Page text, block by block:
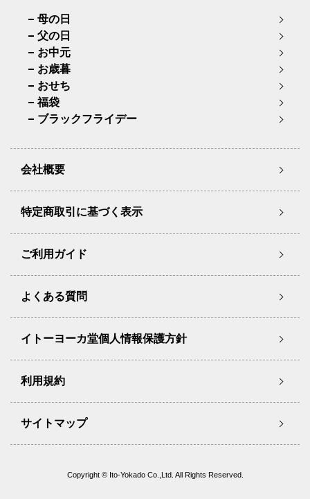
母の日
父の日
お中元
お歳暮
おせち
福袋
ブラックフライデー
会社概要
特定商取引に基づく表示
ご利用ガイド
よくある質問
イトーヨーカ堂個人情報保護方針
利用規約
サイトマップ
Copyright © Ito-Yokado Co.,Ltd. All Rights Reserved.